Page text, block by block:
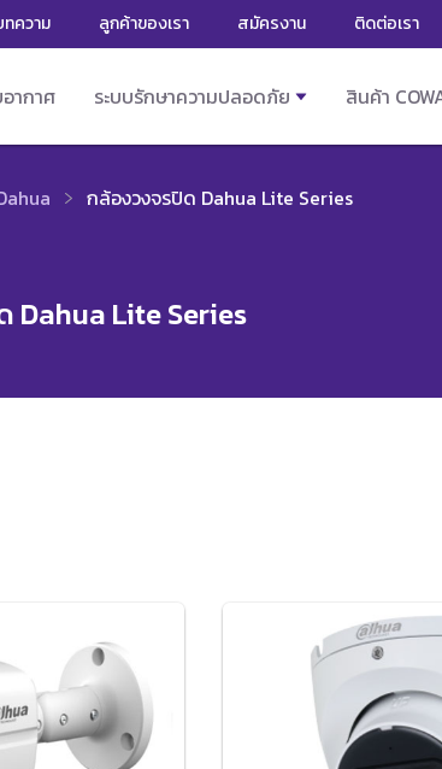
ทความ ลูกค้าของเรา สมัครงาน ติดต่อเรา
ากาศ ระบบรักษาความปลอดภัย สินค้า
กล้องวงจรปิด Dahua Lite Series
Dahua Lite Series